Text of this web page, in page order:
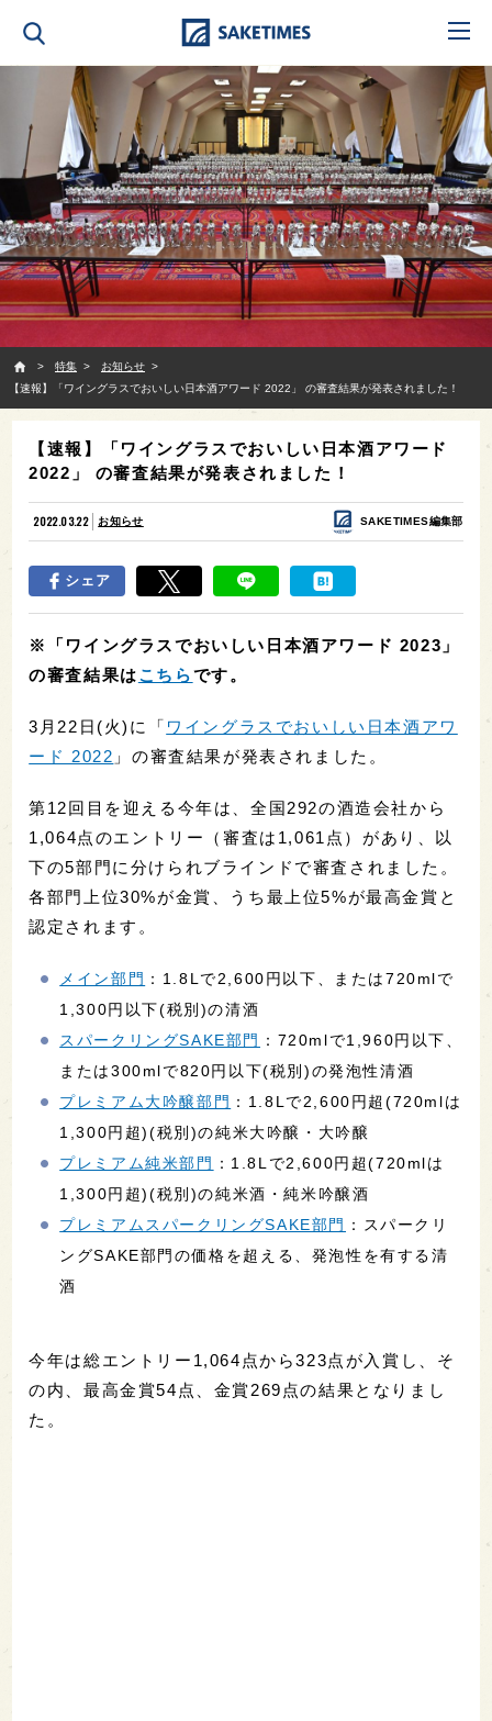
特集
お知らせ
【速報】「ワイングラスでおいしい日本酒アワード 2022」 の審査結果が発表されました！
【速報】「ワイングラスでおいしい日本酒アワード
2022」 の審査結果が発表されました！
2022.03.22 お知らせ SAKETIMES編集部
シェア
※「ワイングラスでおいしい日本酒アワード 2023」
の審査結果はこちらです。
3月22日(火)に「 ワイングラスでおいしい日本酒アワ
ード 2022 」の審査結果が発表されました。
第12回目を迎える今年は、全国292の酒造会社から
1,064点のエントリー（審査は1,061点）があり、以
下の5部門に分けられブラインドで審査されました。
各部門上位30%が金賞、うち最上位5%が最高金賞と
認定されます。
メイン部門 ：1.8Lで2,600円以下、または720mlで
1,300円以下(税別)の清酒
スパークリングSAKE部門
：720mlで1,960円以下、
または300mlで820円以下(税別)の発泡性清酒
プレミアム大吟醸部門 ：1.8Lで2,600円超(720mlは
1,300円超)(税別)の純米大吟醸・大吟醸
プレミアム純米部門
：1.8Lで2,600円超(720mlは
1,300円超)(税別)の純米酒・純米吟醸酒
プレミアムスパークリングSAKE部門
：スパークリ
ングSAKE部門の価格を超える、発泡性を有する清
酒
今年は総エントリー1,064点から323点が入賞し、そ
の内、最高金賞54点、金賞269点の結果となりまし
た。